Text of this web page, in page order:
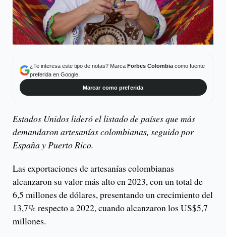
¿Te interesa este tipo de notas? Marca Forbes Colombiacomo fuente
preferida en Google.
Marcar como preferida
Estados Unidos lideró el listado de países que más
demandaron artesanías colombianas, seguido por
España y Puerto Rico.
Las exportaciones de artesanías colombianas
alcanzaron su valor más alto en 2023, con un total de
6,5 millones de dólares, presentando un crecimiento del
13,7% respecto a 2022, cuando alcanzaron los US$5,7
millones.